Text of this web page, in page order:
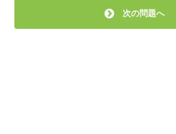
次の問題へ